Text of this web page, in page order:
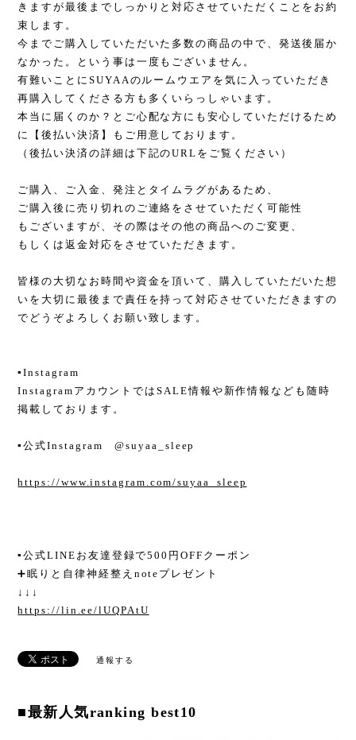
きますが最後までしっかりと対応させていただくことをお約
束します。
今までご購入していただいた多数の商品の中で、発送後届か
なかった。という事は一度もございません。
有難いことにSUYAAのルームウエアを気に入っていただき
再購入してくださる方も多くいらっしゃいます。
本当に届くのか？とご心配な方にも安心していただけるため
に【後払い決済】もご用意しております。
（後払い決済の詳細は下記のURLをご覧ください）
ご購入、ご入金、発注とタイムラグがあるため、
ご購入後に売り切れのご連絡をさせていただく可能性
もございますが、その際はその他の商品へのご変更、
もしくは返金対応をさせていただきます。
皆様の大切なお時間や資金を頂いて、購入していただいた想
いを大切に最後まで責任を持って対応させていただきますの
でどうぞよろしくお願い致します。
▪︎Instagram
InstagramアカウントではSALE情報や新作情報なども随時
掲載しております。
▪︎公式Instagram @suyaa_sleep
https://www.instagram.com/suyaa_sleep
▪︎公式LINEお友達登録で500円OFFクーポン
➕眠りと自律神経整えnoteプレゼント
↓↓↓
https://lin.ee/lUQPAtU
通報する
■最新人気ranking best10